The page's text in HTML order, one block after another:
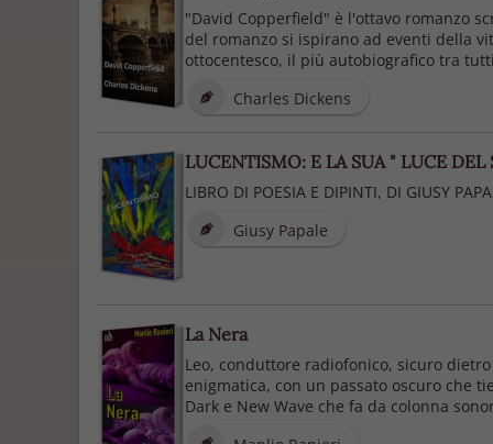
"David Copperfield" è l'ottavo romanzo
del romanzo si ispirano ad eventi della
ottocentesco, il più autobiografico tra
Charles Dickens
LUCENTISMO: E LA SUA " LUCE
LIBRO DI POESIA E DIPINTI, DI GIUSY
Giusy Papale
La Nera
Leo, conduttore radiofonico, sicuro
enigmatica, con un passato oscuro che
Dark e New Wave che fa da colonna